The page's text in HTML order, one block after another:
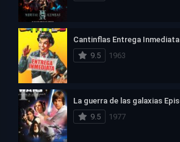
Cantinflas Entrega Inmediata
9.5
1963
9.5
1977